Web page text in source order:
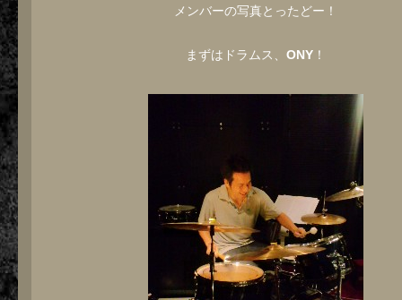
メンバーの写真とったどー！
まずはドラムス、 ONY ！